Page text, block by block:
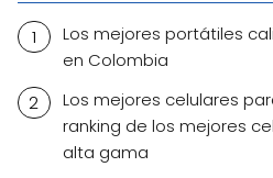
Los mejores portátiles
en Colombia
Los mejores celulares
ranking de los mejores
alta gama